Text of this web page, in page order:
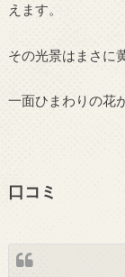
えます。
その光景はまさに
一面ひまわりの花
口コミ